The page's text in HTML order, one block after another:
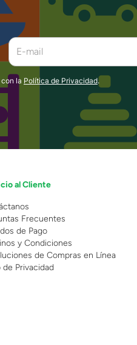
la Política de Privacidad.
al Cliente
Frecuentes
de Pago
y Condiciones
de Compras en Línea
de Privacidad